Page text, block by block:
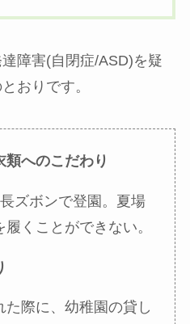
障害(自閉症/ASD)を疑
おりです。
へのこだわり
ズボンで登園。夏場
くことができない。
際に、幼稚園の貸し